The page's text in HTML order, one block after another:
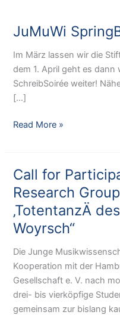
JuMuWi
Im März lassen wir die
dem 1. April geht es dann
SchreibSoirée weiter!
[…]
JuMuWi
Read More »
Call for
Research
‚TotentanzÄ
Woyrsch“
Die Junge
Kooperation mit der
Gesellschaft e. V. nach
drei- bis vierköpfige
gemeinsam zur bislang